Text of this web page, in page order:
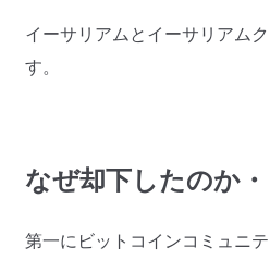
イーサリアムとイーサリアム
す。
なぜ却下したのか・
第一にビットコインコミュニ